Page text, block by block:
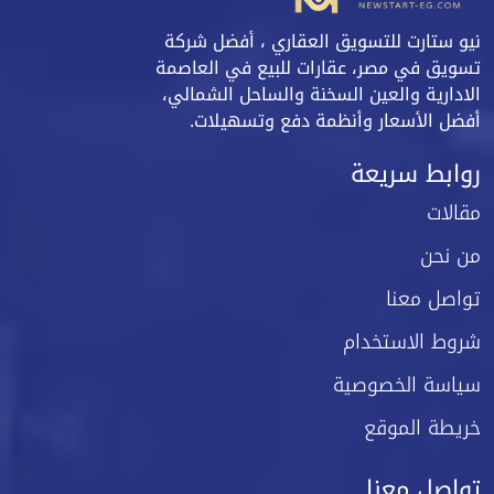
نيو ستارت للتسويق العقاري ، أفضل شركة
تسويق في مصر، عقارات للبيع في العاصمة
الادارية والعين السخنة والساحل الشمالي،
أفضل الأسعار وأنظمة دفع وتسهيلات.
روابط سريعة
مقالات
من نحن
تواصل معنا
شروط الاستخدام
سياسة الخصوصية
خريطة الموقع